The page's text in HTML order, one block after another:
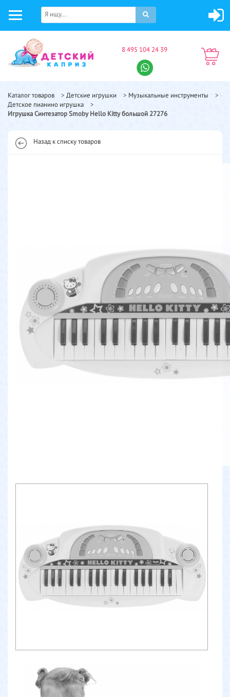
8 495 104 24 39
Каталог товаров > Детские игрушки > Музыкальные инструменты
>
Детское пианино игрушка
>
Игрушка Синтезатор Smoby Hello Kitty большой 27276
Назад к списку товаров